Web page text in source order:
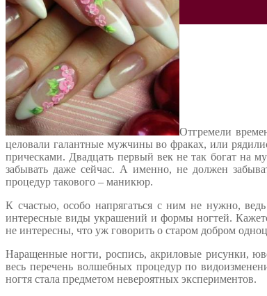
Отгремели
целовали галантные мужчины во фраках, или
прическами. Двадцать первый век не так богат
забывать даже сейчас. А именно, не должен
процедур такового – маникюр.
К счастью, особо напрягаться с ним не нужно,
интересные виды украшений и формы ногтей.
не интересны, что уж говорить о старом добром
Наращенные ногти, роспись, акриловые рисунки,
весь перечень волшебных процедур по
ногтя стала предметом невероятных экспериментов.